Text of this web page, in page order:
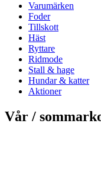
Varumärken
Foder
Tillskott
Häst
Ryttare
Ridmode
Stall & hage
Hundar & katter
Aktioner
Vår /